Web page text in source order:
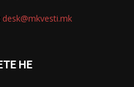
desk@mkvesti.mk
НЕ